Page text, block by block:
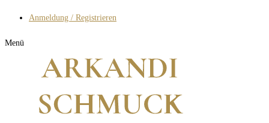
Anmeldung / Registrieren
Menü